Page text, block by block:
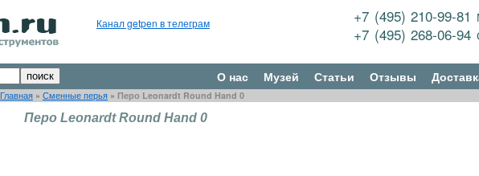
Канал getpen в телеграм +7 (495) 210-99-81
+7 (495) 268-06-94
О нас Музей Статьи Отзывы
Главная » Сменные перья » Перо Leonardt Round Hand 0
Перо Leonardt Round Hand 0